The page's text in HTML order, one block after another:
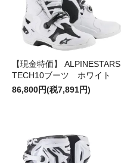
【現金特価】 ALPINESTARS
TECH10ブーツ ホワイト
86,800円(税7,891円)